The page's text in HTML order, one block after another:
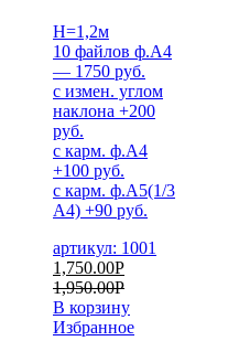
H=1,2м
10 файлов ф.А4
— 1750 руб.
c измен. углом
наклона +200
руб.
с карм. ф.А4
+100 руб.
с карм. ф.А5(1/3
А4) +90 руб.
артикул: 1001
1,750.00Р
1,950.00Р
В корзину
Избранное